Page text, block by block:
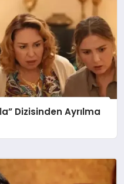
Dizisinden Ayrılma